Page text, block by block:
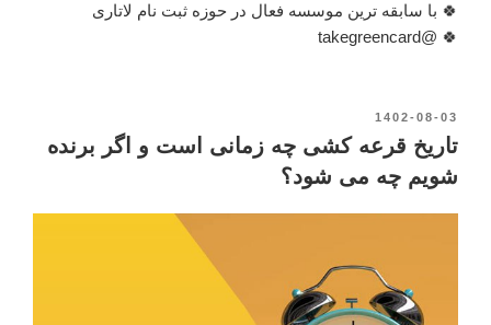
🍀 با سابقه ترین موسسه فعال در حوزه ثبت نام لاتاری
🍀 @takegreencard
نوشته‌شده
در
1402-08-03
تاریخ قرعه کشی چه زمانی است و اگر برنده
شویم چه می شود؟